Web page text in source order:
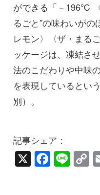
ができる「－196℃
るごと”の味わいが
レモン〉〈ザ・まる
ッケージは、凍結さ
法のこだわりや中味
を表現しているとい
別）。
記事シェア：
X Line